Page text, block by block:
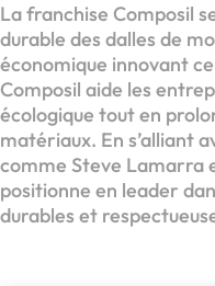
La franchise Composil
durable des dalles de
économique innovant
Composil aide les
écologique tout en
matériaux. En s’alliant
comme Steve Lamarra
positionne en leader
durables et